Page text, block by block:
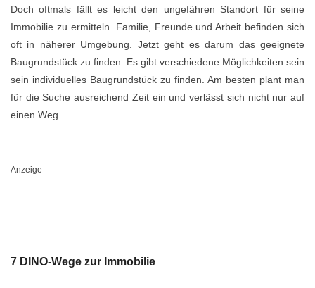
Doch oftmals fällt es leicht den ungefähren Standort für seine
Immobilie zu ermitteln. Familie, Freunde und Arbeit befinden sich
oft in näherer Umgebung. Jetzt geht es darum das geeignete
Baugrundstück zu finden. Es gibt verschiedene Möglichkeiten sein
sein individuelles Baugrundstück zu finden. Am besten plant man
für die Suche ausreichend Zeit ein und verlässt sich nicht nur auf
einen Weg.
Anzeige
7 DINO-Wege zur Immobilie